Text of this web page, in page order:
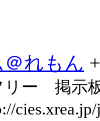
れもん
リー 掲示